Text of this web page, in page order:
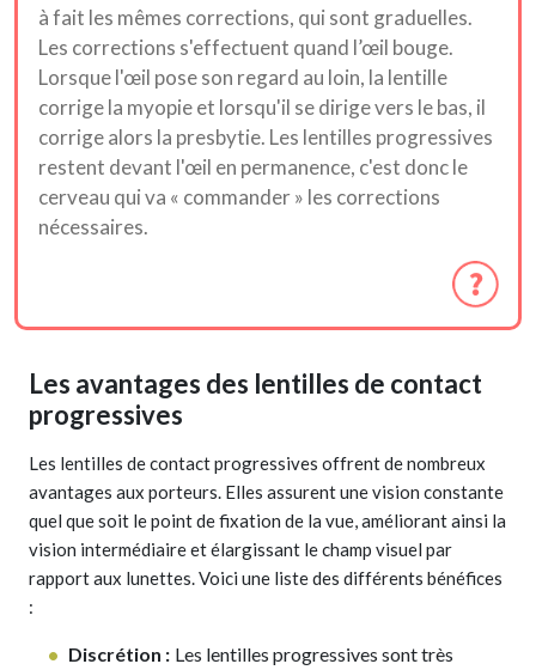
à fait les mêmes corrections, qui sont graduelles.
Les corrections s'effectuent quand l’œil bouge.
Lorsque l'œil pose son regard au loin, la lentille
corrige la myopie et lorsqu'il se dirige vers le bas, il
corrige alors la presbytie. Les lentilles progressives
restent devant l'œil en permanence, c'est donc le
cerveau qui va « commander » les corrections
nécessaires.
Les avantages des lentilles de contact
progressives
Les lentilles de contact progressives offrent de nombreux
avantages aux porteurs. Elles assurent une vision constante
quel que soit le point de fixation de la vue, améliorant ainsi la
vision intermédiaire et élargissant le champ visuel par
rapport aux lunettes. Voici une liste des différents bénéfices
:
Discrétion : Les lentilles progressives sont très